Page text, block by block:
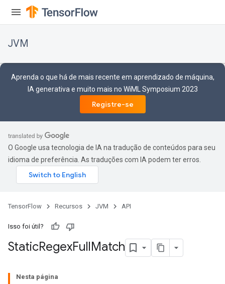
JVM
Aprenda o que há de mais recente em aprendizado de máquina,
IA generativa e muito mais no WiML Symposium 2023
Registre-se
O Google usa tecnologia de IA na tradução de conteúdos para seu
idioma de preferência. As traduções com IA podem ter erros.
TensorFlow Recursos JVM API
Isso foi útil?
StaticRegexFullMatch
Nesta página